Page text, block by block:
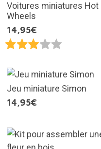
Voitures miniatures Hot
Wheels
14,95€
Jeu miniature Simon
14,95€